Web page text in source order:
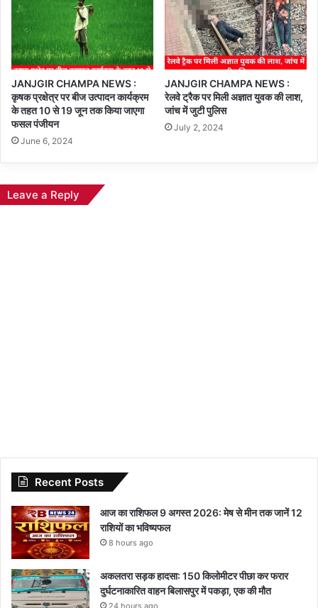
JANJGIR CHAMPA NEWS :
कृषक प्रक्षेत्र पर बीज उत्पादन कार्यक्रम
के तहत 10 से 19 जून तक किया जाएगा
फसल पंजीयन
June 6, 2024
JANJGIR CHAMPA NEWS :
रेलवे ट्रैक पर मिली अज्ञात युवक की लाश,
जांच में जुटी पुलिस
July 2, 2024
Leave a Reply
Recent Posts
आज का राशिफल 9 अगस्त 2026: मेष से मीन तक जानें 12
राशियों का भविष्यफल
8 hours ago
अकलतरा सड़क हादसा: 150 किलोमीटर पीछा कर फरार
दुर्घटनाकारित वाहन बिलासपुर में पकड़ा, एक की मौत
24 hours ago